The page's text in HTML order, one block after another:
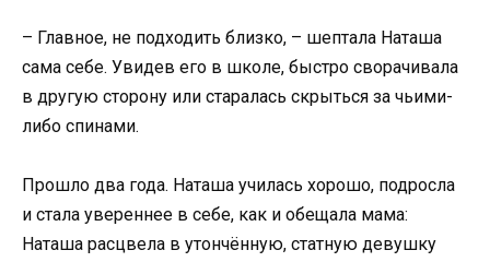
– Главное, не подходить близко, – шептала Наташа
сама себе. Увидев его в школе, быстро сворачивала
в другую сторону или старалась скрыться за чьими-
либо спинами.
Прошло два года. Наташа училась хорошо, подросла
и стала увереннее в себе, как и обещала мама:
Наташа расцвела в утончённую, статную девушку